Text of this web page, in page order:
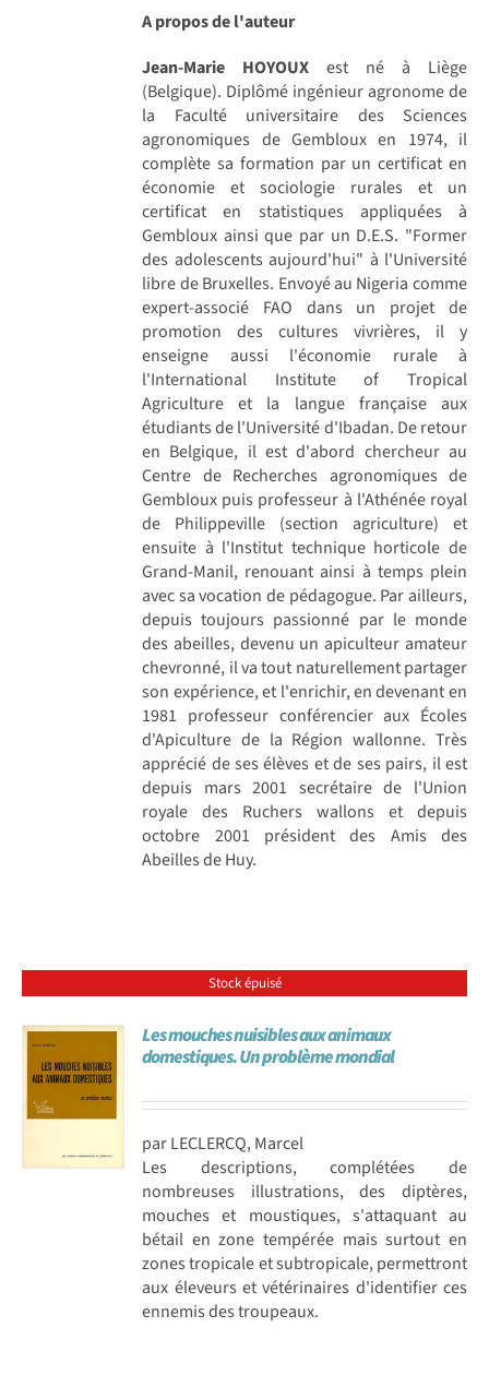
A propos de l'auteur
Jean-Marie HOYOUX est né à Liège
(Belgique). Diplômé ingénieur agronome de
la Faculté universitaire des Sciences
agronomiques de Gembloux en 1974, il
complète sa formation par un certificat en
économie et sociologie rurales et un
certificat en statistiques appliquées à
Gembloux ainsi que par un D.E.S. "Former
des adolescents aujourd'hui" à l'Université
libre de Bruxelles. Envoyé au Nigeria comme
expert-associé FAO dans un projet de
promotion des cultures vivrières, il y
enseigne aussi l'économie rurale à
l'International Institute of Tropical
Agriculture et la langue française aux
étudiants de l'Université d'Ibadan. De retour
en Belgique, il est d'abord chercheur au
Centre de Recherches agronomiques de
Gembloux puis professeur à l'Athénée royal
de Philippeville (section agriculture) et
ensuite à l'Institut technique horticole de
Grand-Manil, renouant ainsi à temps plein
avec sa vocation de pédagogue. Par ailleurs,
depuis toujours passionné par le monde
des abeilles, devenu un apiculteur amateur
chevronné, il va tout naturellement partager
son expérience, et l'enrichir, en devenant en
1981 professeur conférencier aux Écoles
d'Apiculture de la Région wallonne. Très
apprécié de ses élèves et de ses pairs, il est
depuis mars 2001 secrétaire de l'Union
royale des Ruchers wallons et depuis
octobre 2001 président des Amis des
Abeilles de Huy.
Stock épuisé
Les mouches nuisibles aux animaux
domestiques. Un problème mondial
par LECLERCQ, Marcel
Les descriptions, complétées de
nombreuses illustrations, des diptères,
mouches et moustiques, s'attaquant au
bétail en zone tempérée mais surtout en
zones tropicale et subtropicale, permettront
aux éleveurs et vétérinaires d'identifier ces
ennemis des troupeaux.